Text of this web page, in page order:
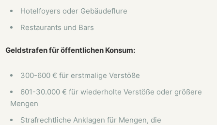
Hotelfoyers oder Gebäudeflure
Restaurants und Bars
Geldstrafen für öffentlichen Konsum:
300-600 € für erstmalige Verstöße
601-30.000 € für wiederholte Verstöße oder größere
Mengen
Strafrechtliche Anklagen für Mengen, die